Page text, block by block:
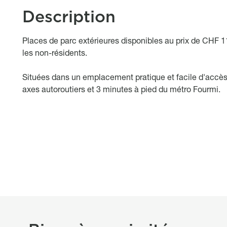
Description
Object description
Places de parc extérieures disponibles au prix de CHF
les non-résidents.
Situées dans un emplacement pratique et facile
axes autoroutiers et 3 minutes à pied du métro Fourmi.